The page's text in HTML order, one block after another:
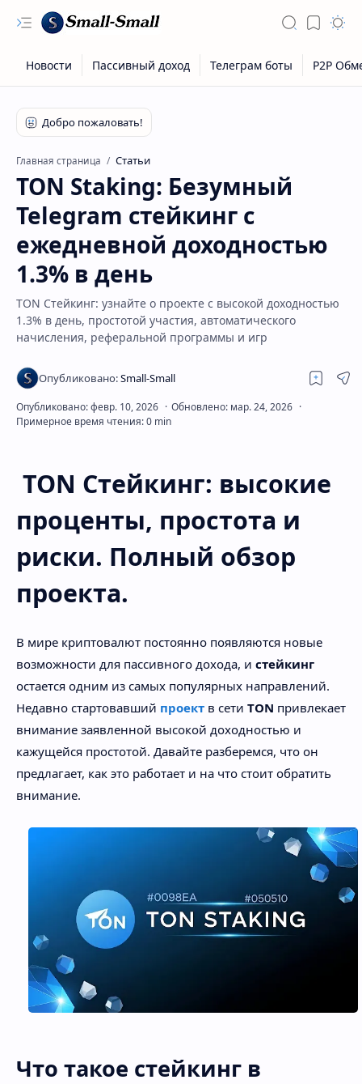
Скрытое меню
Главная страница Статьи
TON Staking: Безумный
Telegram стейкинг с
ежедневной доходностью
1.3% в день
TON Стейкинг: узнайте о проекте с высокой доходностью
1.3% в день, простотой участия, автоматического
начисления, реферальной программы и игр
TON Стейкинг: высокие
проценты, простота и
риски. Полный обзор
проекта.
В мире криптовалют постоянно появляются новые
возможности для пассивного дохода, и стейкинг
остается одним из самых популярных направлений.
Недавно стартовавший проект в сети TON привлекает
внимание заявленной высокой доходностью и
кажущейся простотой. Давайте разберемся, что он
предлагает, как это работает и на что стоит обратить
внимание.
Что такое стейкинг в